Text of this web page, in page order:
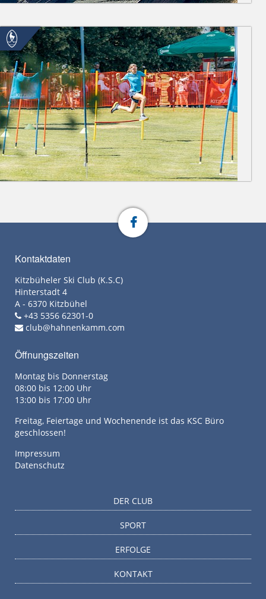
Kontaktdaten
Kitzbüheler Ski Club (K.S.C)
Hinterstadt 4
A - 6370 Kitzbühel
+43 5356 62301-0
club@hahnenkamm.com
Öffnungszeiten
Montag bis Donnerstag
08:00 bis 12:00 Uhr
13:00 bis 17:00 Uhr
Freitag, Feiertage und Wochenende ist das KSC Büro
geschlossen!
Impressum
Datenschutz
DER CLUB
SPORT
ERFOLGE
KONTAKT